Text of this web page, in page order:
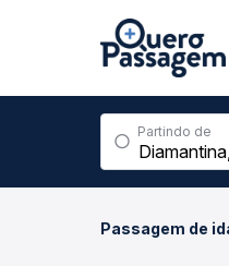
Partindo de
Passagem de